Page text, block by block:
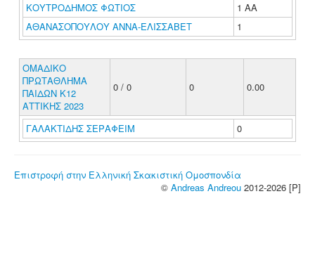
ΚΟΥΤΡΟΔΗΜΟΣ ΦΩΤΙΟΣ
1 ΑΑ
ΑΘΑΝΑΣΟΠΟΥΛΟΥ ΑΝΝΑ-ΕΛΙΣΣΑΒΕΤ
1
ΟΜΑΔΙΚΟ
ΠΡΩΤΑΘΛΗΜΑ
ΠΑΙΔΩΝ Κ12
ΑΤΤΙΚΗΣ 2023
0 / 0 0 0.00
ΓΑΛΑΚΤΙΔΗΣ ΣΕΡΑΦΕΙΜ 0
Επιστροφή στην Ελληνική Σκακιστική Ομοσπονδία
© Andreas Andreou 2012-2026 [P]